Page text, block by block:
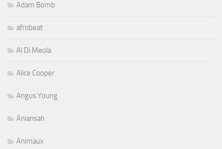
Adam Bomb
afrobeat
Al Di Meola
Alice Cooper
Angus Young
Aniansah
Animaux